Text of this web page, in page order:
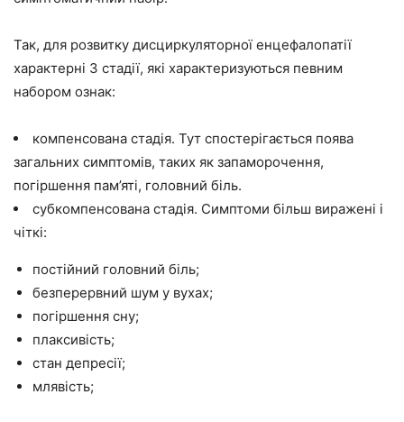
Так, для розвитку дисциркуляторної енцефалопатії
характерні 3 стадії, які характеризуються певним
набором ознак:
компенсована стадія. Тут спостерігається поява
загальних симптомів, таких як запаморочення,
погіршення пам’яті, головний біль.
субкомпенсована стадія. Симптоми більш виражені і
чіткі:
постійний головний біль;
безперервний шум у вухах;
погіршення сну;
плаксивість;
стан депресії;
млявість;